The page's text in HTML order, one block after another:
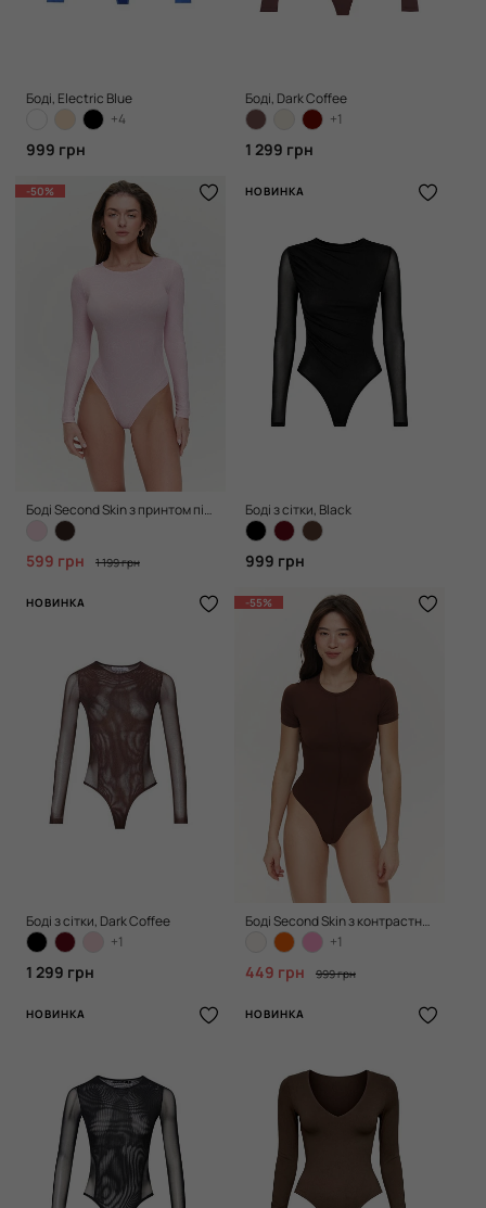
Боді, Electric Blue
+4
999 грн
Боді, Dark Coffee
+1
1 299 грн
-50%
Боді Second Skin з принтом півонії, Pink
599 грн 1 199 грн
НОВИНКА
Боді з сітки, Black
999 грн
НОВИНКА
Боді з сітки, Dark Coffee
+1
1 299 грн
-55%
Боді Second Skin з контрастним швом, Chocolate
+1
449 грн 999 грн
НОВИНКА НОВИНКА